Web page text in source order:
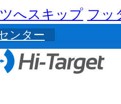
へスキップ フッ
ンター